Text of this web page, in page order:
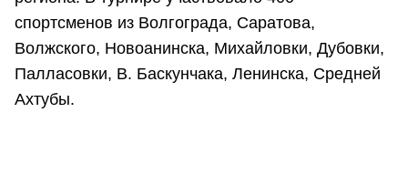
спортсменов из Волгограда, Саратова,
Волжского, Новоанинска, Михайловки, Дубовки,
Палласовки, В. Баскунчака, Ленинска, Средней
Ахтубы.